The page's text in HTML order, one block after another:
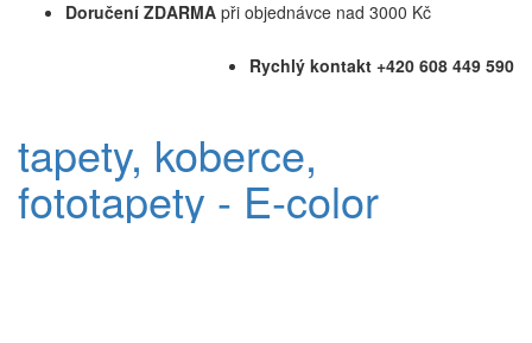
Doručení ZDARMA při objednávce nad 3000 Kč
Rychlý kontakt +420 608 449 590
tapety, koberce,
fototapety - E-color